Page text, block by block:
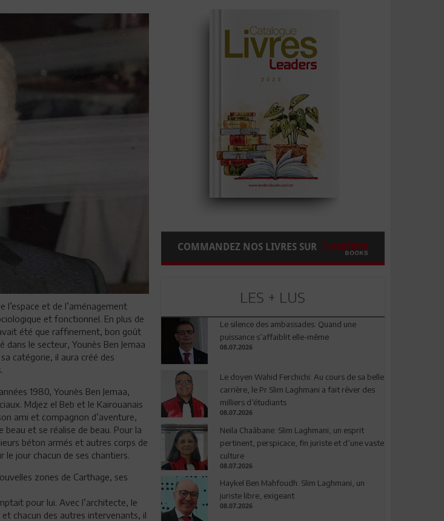
l’espace et de l’aménagement
et fonctionnel. En plus de
été que raffinement, bon goût
le secteur, Younès Ben Jemaa
catégorie, il aura créé des
1980, Younès Ben Jemaa,
Mdjez el Beb et le Kairouanais
ami et compagnon d’aventure,
beau et se réalise de beau. Pour la
béton armés et autres corps de
jour chacun de ses chantiers.
zones de Carthage, ses
pour lui. Avec l’architecte, le
chacun des autres intervenants, il
COMMANDEZ NOS LIVRES SUR
LES + LUS
Le silence des ambassades: Quand une
puissance s’affaiblit elle-même
08.07.2026
Le doyen Wahid Ferchichi: Au cours de sa belle
carrière, le Pr Slim Laghmani a fait rêver des
milliers d’étudiants
08.07.2026
Neila Chaâbane: Slim Laghmani, un esprit
pertinent, perspicace, fin juriste et d’une vaste
culture
08.07.2026
Haykel Ben Mahfoudh: Slim Laghmani, un
juriste libre, exigeant
08.07.2026